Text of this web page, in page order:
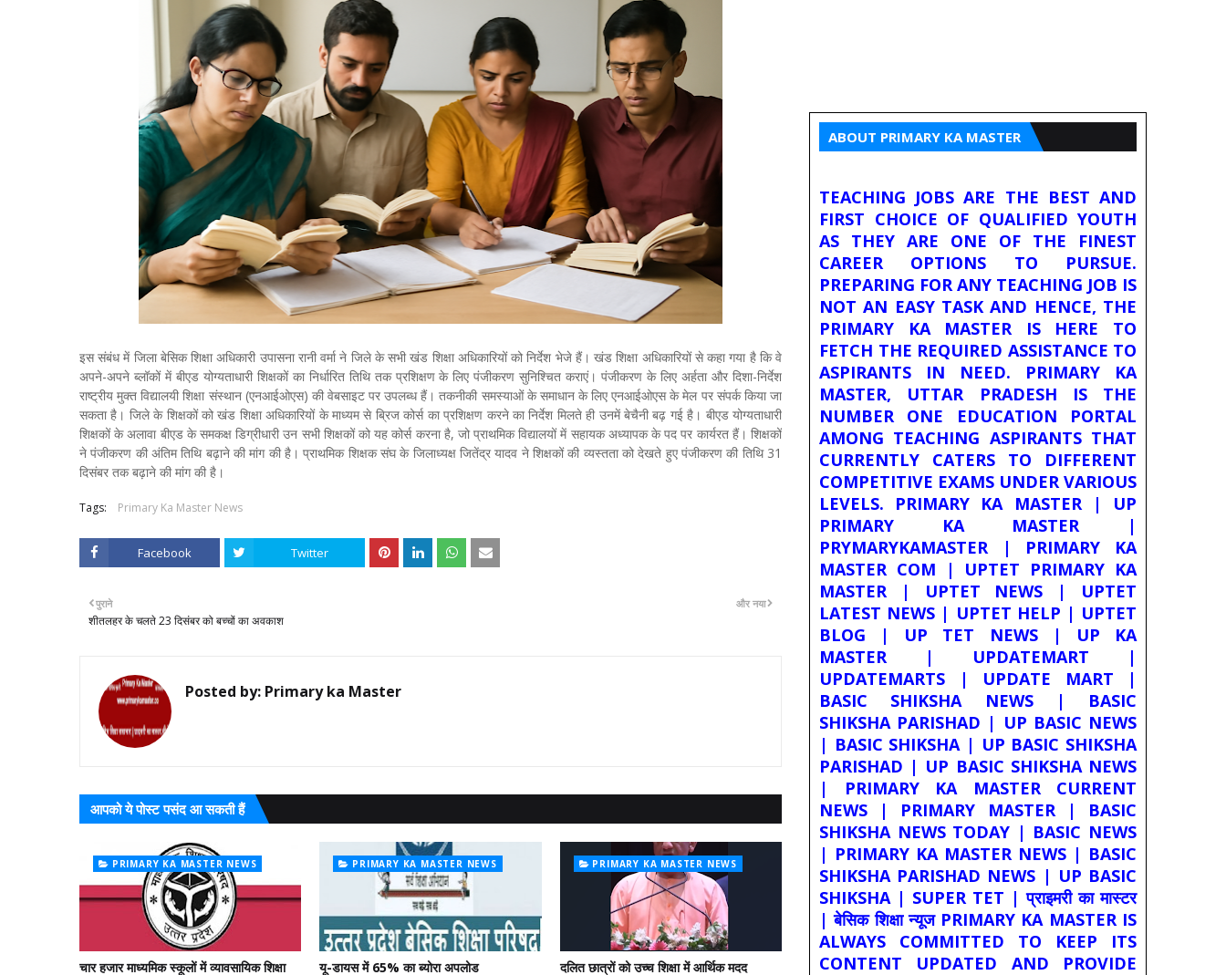
इस संबंध में जिला बेसिक शिक्षा अधिकारी उपासना रानी वर्मा ने जिले के सभी खंड शिक्षा अधिकारियों को निर्देश भेजे हैं। खंड शिक्षा अधिकारियों से कहा गया है कि वे
अपने-अपने ब्लॉकों में बीएड योग्यताधारी शिक्षकों का निर्धारित तिथि तक प्रशिक्षण के लिए पंजीकरण सुनिश्चित कराएं। पंजीकरण के लिए अर्हता और दिशा-निर्देश
राष्ट्रीय मुक्त विद्यालयी शिक्षा संस्थान (एनआईओएस) की वेबसाइट पर उपलब्ध हैं। तकनीकी समस्याओं के समाधान के लिए एनआईओएस के मेल पर संपर्क किया जा
सकता है। जिले के शिक्षकों को खंड शिक्षा अधिकारियों के माध्यम से ब्रिज कोर्स का प्रशिक्षण करने का निर्देश मिलते ही उनमें बेचैनी बढ़ गई है। बीएड योग्यताधारी
शिक्षकों के अलावा बीएड के समकक्ष डिग्रीधारी उन सभी शिक्षकों को यह कोर्स करना है, जो प्राथमिक विद्यालयों में सहायक अध्यापक के पद पर कार्यरत हैं। शिक्षकों
ने पंजीकरण की अंतिम तिथि बढ़ाने की मांग की है। प्राथमिक शिक्षक संघ के जिलाध्यक्ष जितेंद्र यादव ने शिक्षकों की व्यस्तता को देखते हुए पंजीकरण की तिथि 31
दिसंबर तक बढ़ाने की मांग की है।
Tags: Primary Ka Master News
Facebook Twitter
और नया
पुराने
शीतलहर के चलते 23 दिसंबर को बच्चों का अवकाश
Posted by: Primary ka Master
आपको ये पोस्ट पसंद आ सकती हैं
PRIMARY KA MASTER NEWS
चार हजार माध्यमिक स्कूलों में व्यावसायिक शिक्षा
PRIMARY KA MASTER NEWS
यू-डायस में 65% का ब्योरा अपलोड
PRIMARY KA MASTER NEWS
दलित छात्रों को उच्च शिक्षा में आर्थिक मदद
ABOUT PRIMARY KA MASTER
TEACHING JOBS ARE THE BEST AND
FIRST CHOICE OF QUALIFIED YOUTH
AS THEY ARE ONE OF THE FINEST
CAREER OPTIONS TO PURSUE.
PREPARING FOR ANY TEACHING JOB IS
NOT AN EASY TASK AND HENCE, THE
PRIMARY KA MASTER IS HERE TO
FETCH THE REQUIRED ASSISTANCE TO
ASPIRANTS IN NEED. PRIMARY KA
MASTER, UTTAR PRADESH IS THE
NUMBER ONE EDUCATION PORTAL
AMONG TEACHING ASPIRANTS THAT
CURRENTLY CATERS TO DIFFERENT
COMPETITIVE EXAMS UNDER VARIOUS
LEVELS. PRIMARY KA MASTER | UP
PRIMARY KA MASTER |
PRYMARYKAMASTER | PRIMARY KA
MASTER COM | UPTET PRIMARY KA
MASTER | UPTET NEWS | UPTET
LATEST NEWS | UPTET HELP | UPTET
BLOG | UP TET NEWS | UP KA
MASTER | UPDATEMART |
UPDATEMARTS | UPDATE MART |
BASIC SHIKSHA NEWS | BASIC
SHIKSHA PARISHAD | UP BASIC NEWS
| BASIC SHIKSHA | UP BASIC SHIKSHA
PARISHAD | UP BASIC SHIKSHA NEWS
| PRIMARY KA MASTER CURRENT
NEWS | PRIMARY MASTER | BASIC
SHIKSHA NEWS TODAY | BASIC NEWS
| PRIMARY KA MASTER NEWS | BASIC
SHIKSHA PARISHAD NEWS | UP BASIC
SHIKSHA | SUPER TET | प्राइमरी का मास्टर
| बेसिक शिक्षा न्यूज PRIMARY KA MASTER IS
ALWAYS COMMITTED TO KEEP ITS
CONTENT UPDATED AND PROVIDE